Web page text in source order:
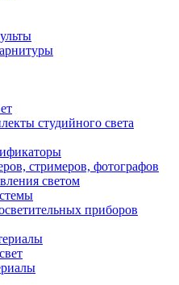
студийного света
стримеров, фотографов
светом
приборов